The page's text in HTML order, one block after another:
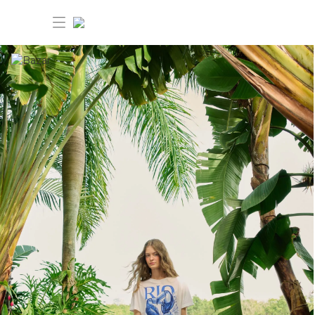
30% OFF ANIVERSÁRIO FARM
Novidades
Novidades
Ver tudo
Roupas
Roupas
Bazar
FARM Etc